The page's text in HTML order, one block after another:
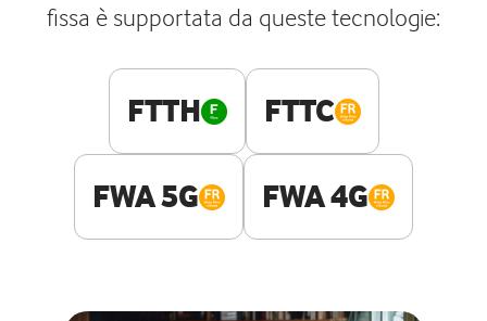
fissa è supportata da queste tecnologie:
FTTH FTTC
FWA 5G FWA 4G